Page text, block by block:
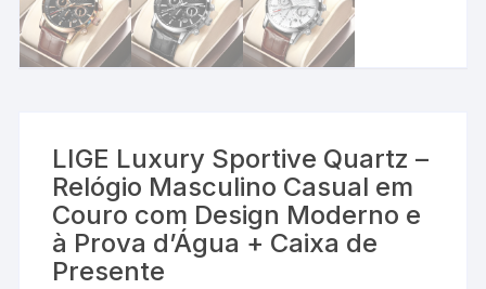
LIGE Luxury Sportive Quartz –
Relógio Masculino Casual em
Couro com Design Moderno e
à Prova d’Água + Caixa de
Presente